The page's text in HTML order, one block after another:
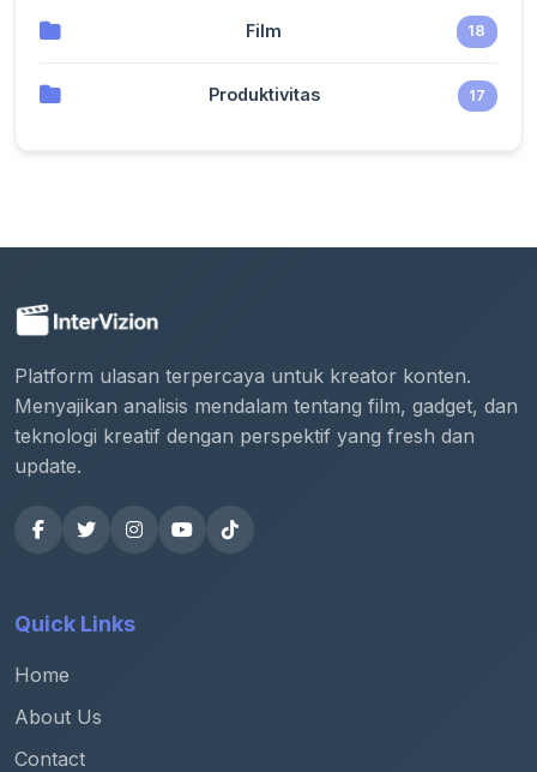
Film 18
Produktivitas 17
Platform ulasan terpercaya untuk kreator konten.
Menyajikan analisis mendalam tentang film, gadget, dan
teknologi kreatif dengan perspektif yang fresh dan
update.
Quick Links
Home
About Us
Contact